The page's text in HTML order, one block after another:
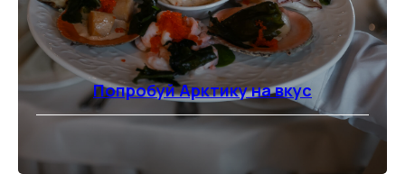
Попробуй Арктику на вкус